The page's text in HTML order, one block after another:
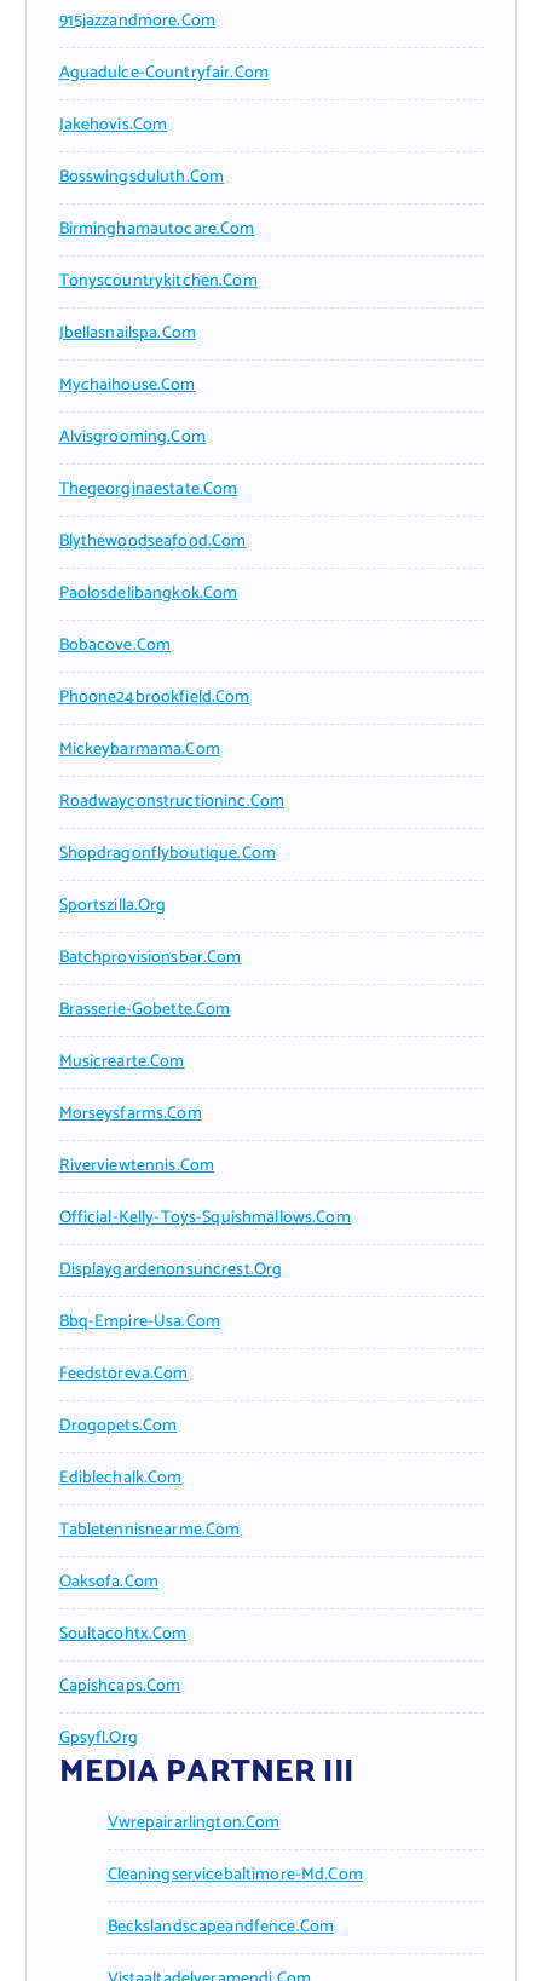
915jazzandmore.com
Aguadulce-Countryfair.com
Jakehovis.com
Bosswingsduluth.com
Birminghamautocare.com
Tonyscountrykitchen.com
Jbellasnailspa.com
Mychaihouse.com
Alvisgrooming.com
Thegeorginaestate.com
Blythewoodseafood.com
Paolosdelibangkok.com
Bobacove.com
Phoone24brookfield.com
Mickeybarmama.com
Roadwayconstructioninc.com
Shopdragonflyboutique.com
Sportszilla.org
Batchprovisionsbar.com
Brasserie-Gobette.com
Musicrearte.com
Morseysfarms.com
Riverviewtennis.com
Official-Kelly-Toys-Squishmallows.com
Displaygardenonsuncrest.org
Bbq-Empire-Usa.com
Feedstoreva.com
Drogopets.com
Ediblechalk.com
Tabletennisnearme.com
Oaksofa.com
Soultacohtx.com
Capishcaps.com
Gpsyfl.org
MEDIA PARTNER III
Vwrepairarlington.com
Cleaningservicebaltimore-Md.com
Beckslandscapeandfence.com